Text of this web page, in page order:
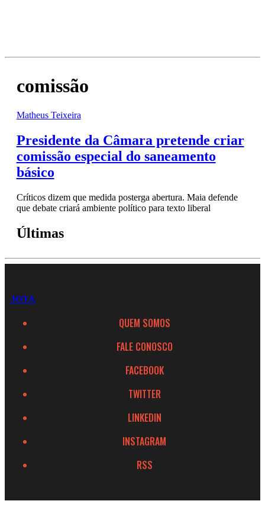
comissão
Matheus Teixeira
Presidente da Câmara pretende criar
comissão especial do saneamento
básico
Críticos dizem que medida posterga abertura. Maia defende
que debate criará ambiente político para texto liberal
Últimas
JOTA
QUEM SOMOS
FALE CONOSCO
FACEBOOK
TWITTER
LINKEDIN
INSTAGRAM
RSS